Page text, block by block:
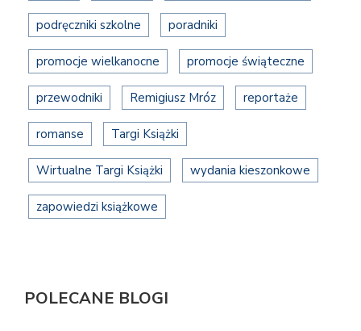
podręczniki szkolne poradniki
promocje wielkanocne promocje świąteczne
przewodniki Remigiusz Mróz reportaże
romanse Targi Książki
Wirtualne Targi Książki wydania kieszonkowe
zapowiedzi książkowe
POLECANE BLOGI